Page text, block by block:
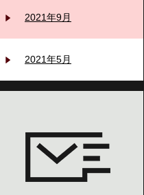
2021年9月
2021年5月